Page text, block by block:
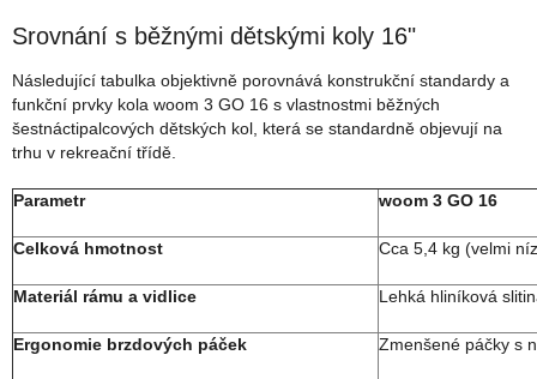
Srovnání s běžnými dětskými koly 16"
Následující tabulka objektivně porovnává konstrukční standardy a
funkční prvky kola woom 3 GO 16 s vlastnostmi běžných
šestnáctipalcových dětských kol, která se standardně objevují na
trhu v rekreační třídě.
Parametr woom 3 GO 16
Celková hmotnost Cca 5,4 kg (velmi
Materiál rámu a vidlice Lehká hliníková
Ergonomie brzdových páček Zmenšené páčky s